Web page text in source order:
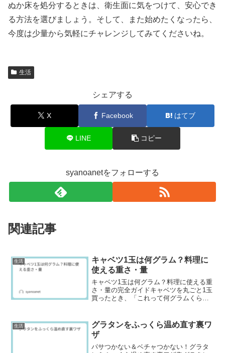
ぬか床を処分するときは、衛生面に気をつけて、安心でき
る方法を選びましょう。そして、また始めたくなったら、
今度は少量から気軽にチャレンジしてみてくださいね。
生活
シェアする
X Facebook はてブ
LINE コピー
syanoanetをフォローする
関連記事
生活
キャベツ1玉は何グラム？料理に
使える重さ・量
キャベツ1玉は何グラム？料理に使える重
さ・量の完全ガイドキャベツを丸ごと1玉
買ったとき、「これって何グラムくらい
や季節、葉の状態によって意外と差があ
ります。この記事では...
生活
グラタンをふっくら温め直す裏ワ
ザ
パサつかない＆ベチャつかない！グラタ